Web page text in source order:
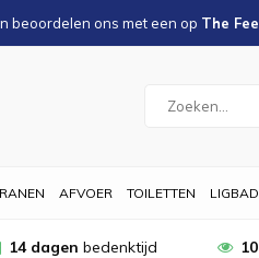
beoordelen ons met een op The
AFVOER TOILETTEN
14 dagen bedenktijd